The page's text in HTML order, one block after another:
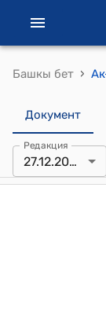
Башкы бет ›
Документ
Редакция
27.12.2022